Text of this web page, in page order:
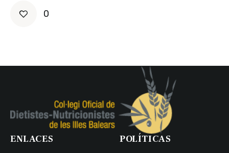
0
ENLACES POLÍTICAS